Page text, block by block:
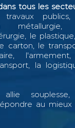
tous les
publics,
métallurgie,
le
carton, le
la
au